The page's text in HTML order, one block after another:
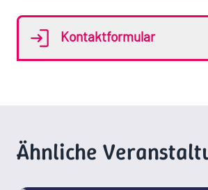
Kontaktformular
Ähnliche